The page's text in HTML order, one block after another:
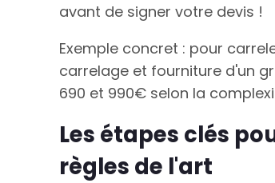
avant de signer votre devis !
Exemple concret : pour
carrelage et fourniture d'un
690 et 990€ selon la
Les étapes clés
règles de l'art